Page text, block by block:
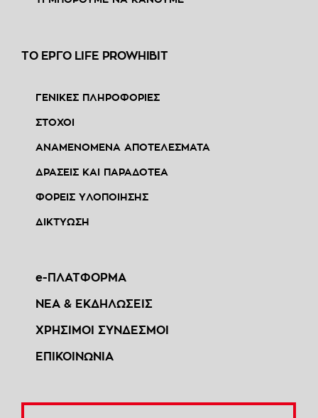
ΤΟ ΕΡΓΟ LIFE PROWHIBIT
ΓΕΝΙΚΕΣ ΠΛΗΡΟΦΟΡΙΕΣ
ΣΤΟΧΟΙ
ΑΝΑΜΕΝΟΜΕΝΑ ΑΠΟΤΕΛΕΣΜΑΤΑ
ΔΡΑΣΕΙΣ ΚΑΙ ΠΑΡΑΔΟΤΕΑ
ΦΟΡΕΙΣ ΥΛΟΠΟΙΗΣΗΣ
ΔΙΚΤΥΩΣΗ
e-ΠΛΑΤΦΟΡΜΑ
ΝΕΑ & ΕΚΔΗΛΩΣΕΙΣ
ΧΡΗΣΙΜΟΙ ΣΥΝΔΕΣΜΟΙ
ΕΠΙΚΟΙΝΩΝΙΑ